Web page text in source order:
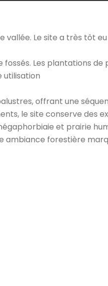
vallée. Le site a très tôt
Les plantations de
utilisation
offrant une
le site conserve des
et prairie
ambiance forestière